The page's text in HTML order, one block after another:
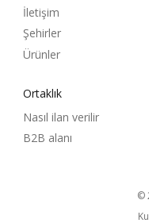
İletişim
Şehirler
Ürünler
Ortaklık
Nasıl ilan verilir
B2B alanı
©